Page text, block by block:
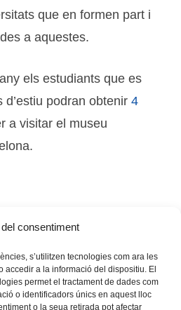
consentiment
s’utilitzen tecnologies com ara les
accedir a la informació del dispositiu. El
permet el tractament de dades com
o identificadors únics en aquest lloc
o la seua retirada pot afectar
que en formen part i
a aquestes.
els estudiants que es
d’estiu podran obtenir4
a visitar el museu
,regió Vives